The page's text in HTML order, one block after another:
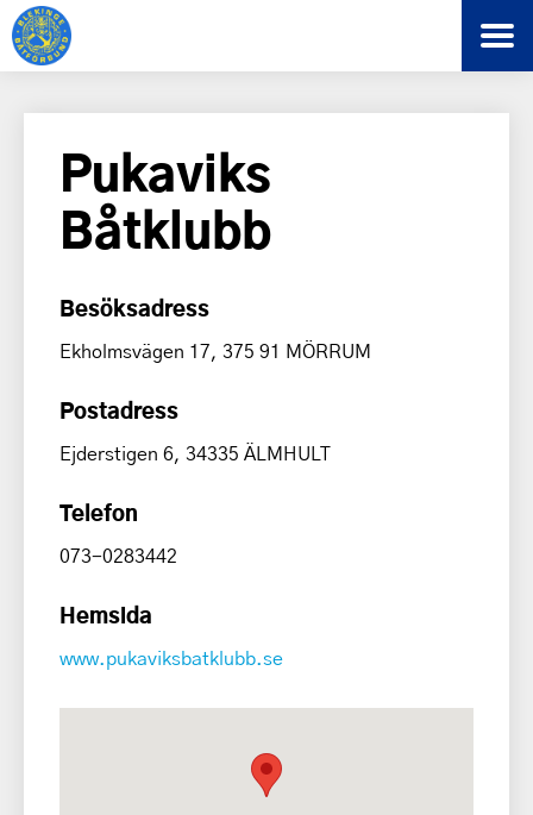
Pukaviks
Båtklubb
Besöksadress
Ekholmsvägen 17, 375 91 MÖRRUM
Postadress
Ejderstigen 6, 34335 ÄLMHULT
Telefon
073-0283442
Hemsida
www.pukaviksbatklubb.se